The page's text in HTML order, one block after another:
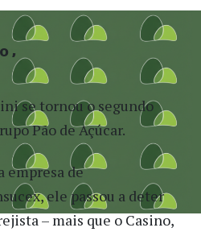
se tornou o segundo
Pão de Açúcar.
empresa de
ele passou a deter
– mais que o Casino,